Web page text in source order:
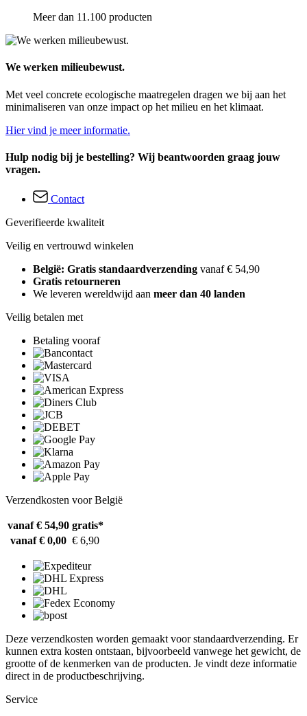
Meer dan 11.100 producten
We werken milieubewust.
Met veel concrete ecologische maatregelen dragen we bij aan het
minimaliseren van onze impact op het milieu en het klimaat.
Hier vind je meer informatie.
Hulp nodig bij je bestelling? Wij beantwoorden graag jouw
vragen.
Contact
Geverifieerde kwaliteit
Veilig en vertrouwd winkelen
België: Gratis standaardverzending vanaf € 54,90
Gratis retourneren
We leveren wereldwijd aan meer dan 40 landen
Veilig betalen met
Betaling vooraf
Verzendkosten voor België
vanaf € 54,90 gratis*
vanaf € 0,00 € 6,90
Deze verzendkosten worden gemaakt voor standaardverzending. Er
kunnen extra kosten ontstaan, bijvoorbeeld vanwege het gewicht, de
grootte of de kenmerken van de producten. Je vindt deze informatie
direct in de productbeschrijving.
Service